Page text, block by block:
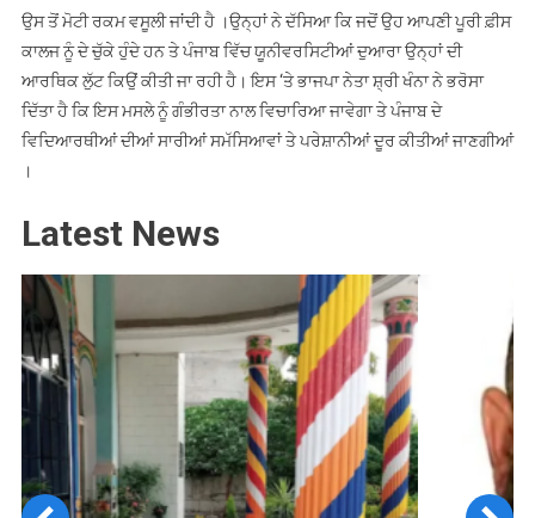
ਉਸ ਤੋਂ ਮੋਟੀ ਰਕਮ ਵਸੂਲੀ ਜਾਂਦੀ ਹੈ ।ਉਨ੍ਹਾਂ ਨੇ ਦੱਸਿਆ ਕਿ ਜਦੋਂ ਉਹ ਆਪਣੀ ਪੂਰੀ ਫ਼ੀਸ
ਕਾਲਜ ਨੂੰ ਦੇ ਚੁੱਕੇ ਹੁੰਦੇ ਹਨ ਤੇ ਪੰਜਾਬ ਵਿੱਚ ਯੂਨੀਵਰਸਿਟੀਆਂ ਦੁਆਰਾ ਉਨ੍ਹਾਂ ਦੀ
ਆਰਥਿਕ ਲੁੱਟ ਕਿਉਂ ਕੀਤੀ ਜਾ ਰਹੀ ਹੈ। ਇਸ ‘ਤੇ ਭਾਜਪਾ ਨੇਤਾ ਸ਼੍ਰੀ ਖੰਨਾ ਨੇ ਭਰੋਸਾ
ਦਿੱਤਾ ਹੈ ਕਿ ਇਸ ਮਸਲੇ ਨੂੰ ਗੰਭੀਰਤਾ ਨਾਲ ਵਿਚਾਰਿਆ ਜਾਵੇਗਾ ਤੇ ਪੰਜਾਬ ਦੇ
ਵਿਦਿਆਰਥੀਆਂ ਦੀਆਂ ਸਾਰੀਆਂ ਸਮੱਸਿਆਵਾਂ ਤੇ ਪਰੇਸ਼ਾਨੀਆਂ ਦੂਰ ਕੀਤੀਆਂ ਜਾਣਗੀਆਂ
।
Latest News
Previous Next